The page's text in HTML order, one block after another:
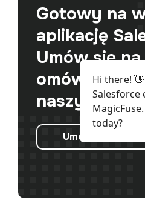
Gotowy na
aplikację
Umów się
omów
naszymi
Umów rozmowę
Hi there!
Salesforce
today?